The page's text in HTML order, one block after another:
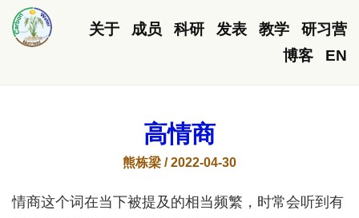
关于 成员 科研 发表 教学
研习营
博客
EN
高情商
熊栋梁 / 2022-04-30
情商这个词在当下被提及的相当频繁，时常会听到有